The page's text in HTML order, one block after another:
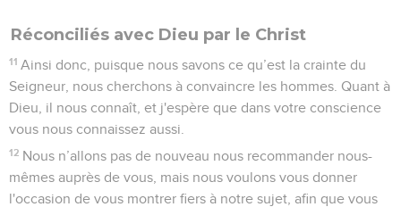
Réconciliés avec Dieu par le Christ
11 Ainsi donc, puisque nous savons ce qu’est la crainte du
Seigneur, nous cherchons à convaincre les hommes. Quant à
Dieu, il nous connaît, et j'espère que dans votre conscience
vous nous connaissez aussi.
12 Nous n’allons pas de nouveau nous recommander nous-
mêmes auprès de vous, mais nous voulons vous donner
l'occasion de vous montrer fiers à notre sujet, afin que vous